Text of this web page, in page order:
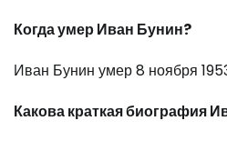
Когда умер Иван Бунин?
Иван Бунин умер 8 ноября
Какова краткая биография